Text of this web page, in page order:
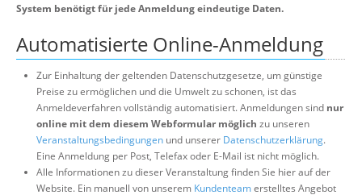
System benötigt für jede Anmeldung eindeutige Daten.
Automatisierte Online-Anmeldung
Zur Einhaltung der geltenden Datenschutzgesetze, um günstige
Preise zu ermöglichen und die Umwelt zu schonen, ist das
Anmeldeverfahren vollständig automatisiert. Anmeldungen sind nur
online mit dem diesem Webformular möglich zu unseren
Veranstaltungsbedingungen und unserer Datenschutzerklärung.
Eine Anmeldung per Post, Telefax oder E-Mail ist nicht möglich.
Alle Informationen zu dieser Veranstaltung finden Sie hier auf der
Website. Ein manuell von unserem Kundenteamerstelltes Angebot